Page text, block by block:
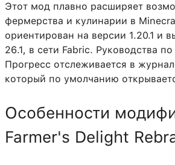
Этот мод плавно расширяет
фермерства и кулинарии в
ориентирован на версии 1.20.1 и
26.1, в сети Fabric. Руководства
Прогресс отслеживается в
который по умолчанию
Особенности
Farmer's Delight